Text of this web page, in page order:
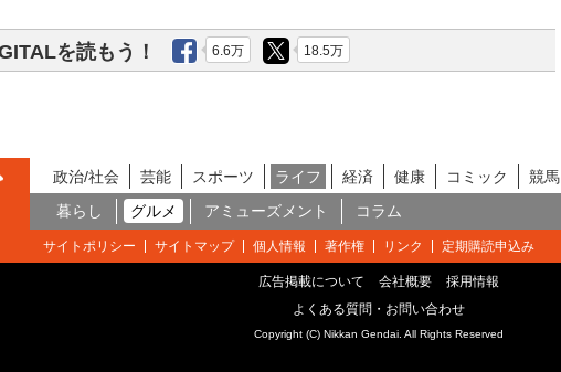
を読もう！ 6.6万 18.5万
政治/社会 芸能 スポーツ ライフ 経済 健康 コミック 競馬
暮らし
グルメ アミューズメント コラム
サイトポリシー サイトマップ 個人情報 著作権 リンク 定期購読申込み
広告掲載について 会社概要
採用情報
よくある質問・お問い合わせ
Copyright (C) Nikkan Gendai. All Rights Reserved